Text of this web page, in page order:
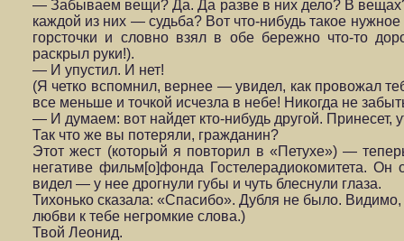
— Забываем вещи? Да. Да разве в них дело? В
каждой из них — судьба? Вот что-нибудь такое
горсточки и словно взял в обе бережно что-то
раскрыл руки!).
— И упустил. И нет!
(Я четко вспомнил, вернее — увидел, как провожал
все меньше и точкой исчезла в небе! Никогда не
— И думаем: вот найдет кто-нибудь другой. Принесет,
Так что же вы потеряли, гражданин?
Этот жест (который я повторил в «Петухе») —
негативе фильм[о]фонда Гостелерадиокомитета.
видел — у нее дрогнули губы и чуть блеснули глаза.
Тихонько сказала: «Спасибо». Дубля не было.
любви к тебе негромкие слова.)
Твой Леонид.